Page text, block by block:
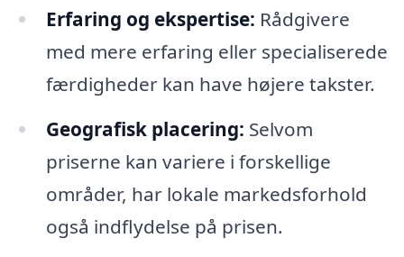
Erfaring og ekspertise: Rådgivere
med mere erfaring eller specialiserede
færdigheder kan have højere takster.
Geografisk placering: Selvom
priserne kan variere i forskellige
områder, har lokale markedsforhold
også indflydelse på prisen.